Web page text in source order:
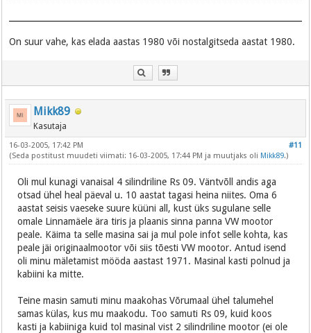
On suur vahe, kas elada aastas 1980 või nostalgitseda aastat 1980.
Mikk89
Kasutaja
#11
16-03-2005, 17:42 PM
(Seda postitust muudeti viimati: 16-03-2005, 17:44 PM ja muutjaks oli Mikk89.)
Oli mul kunagi vanaisal 4 silindriline Rs 09. Väntvõll andis aga
otsad ühel heal päeval u. 10 aastat tagasi heina niites. Oma 6
aastat seisis vaeseke suure küüni all, kust üks sugulane selle
omale Linnamäele ära tiris ja plaanis sinna panna VW mootor
peale. Käima ta selle masina sai ja mul pole infot selle kohta, kas
peale jäi originaalmootor või siis tõesti VW mootor. Antud isend
oli minu mäletamist mööda aastast 1971. Masinal kasti polnud ja
kabiini ka mitte.
Teine masin samuti minu maakohas Võrumaal ühel talumehel
samas külas, kus mu maakodu. Too samuti Rs 09, kuid koos
kasti ja kabiiniga kuid tol masinal vist 2 silindriline mootor (ei ole